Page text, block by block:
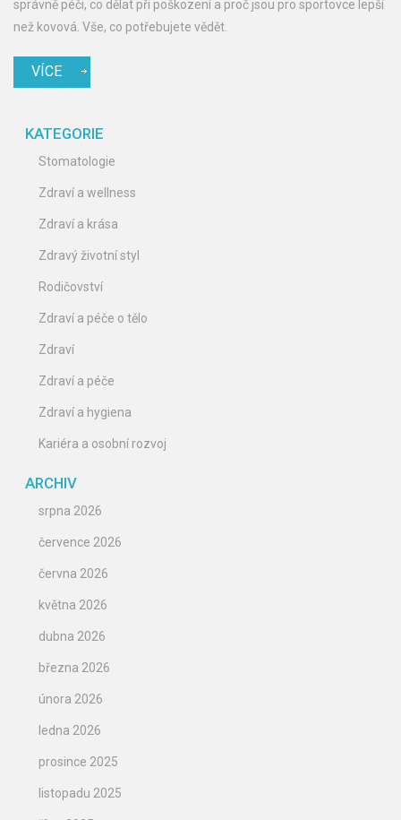
správně péči, co dělat při poškození a proč jsou pro sportovce lepší
než kovová. Vše, co potřebujete vědět.
VÍCE
KATEGORIE
Stomatologie
Zdraví a wellness
Zdraví a krása
Zdravý životní styl
Rodičovství
Zdraví a péče o tělo
Zdraví
Zdraví a péče
Zdraví a hygiena
Kariéra a osobní rozvoj
ARCHIV
srpna 2026
července 2026
června 2026
května 2026
dubna 2026
března 2026
února 2026
ledna 2026
prosince 2025
listopadu 2025